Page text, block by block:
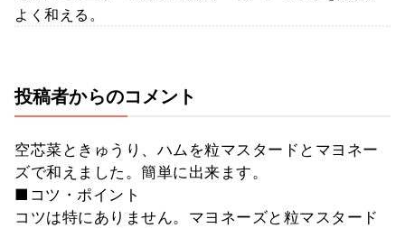
よく和える。
投稿者からのコメント
空芯菜ときゅうり、ハムを粒マスタードとマヨネー
ズで和えました。簡単に出来ます。
■コツ・ポイント
コツは特にありません。マヨネーズと粒マスタード